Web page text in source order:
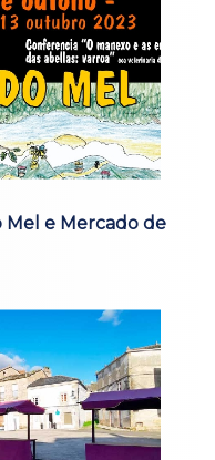
Mel e Mercado de